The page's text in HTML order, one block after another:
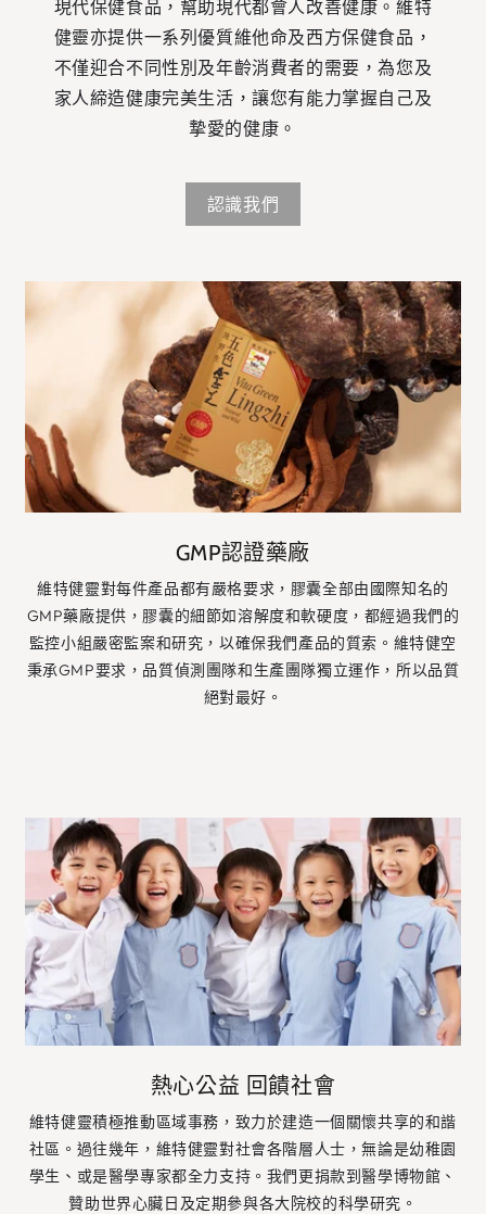
現代保健食品，幫助現代都會人改善健康。維特
健靈亦提供一系列優質維他命及西方保健食品，
不僅迎合不同性別及年齡消費者的需要，為您及
家人締造健康完美生活，讓您有能力掌握自己及
摯愛的健康。
認識我們
GMP認證藥廠
維特健靈對每件產品都有嚴格要求，膠囊全部由國際知名的
GMP藥廠提供，膠囊的細節如溶解度和軟硬度，都經過我們的
監控小組嚴密監案和研究，以確保我們產品的質索。維特健空
秉承GMP要求，品質偵測團隊和生產團隊獨立運作，所以品質
絕對最好。
熱心公益 回饋社會
維特健靈積極推動區域事務，致力於建造一個關懷共享的和諧
社區。過往幾年，維特健靈對社會各階層人士，無論是幼稚園
學生、或是醫學專家都全力支持。我們更捐款到醫學博物館、
贊助世界心臟日及定期參與各大院校的科學研究。